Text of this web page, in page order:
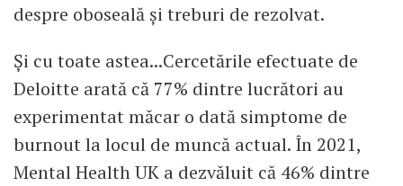
despre oboseală și treburi de rezolvat.
Și cu toate astea...Cercetările efectuate de
Deloitte arată că 77% dintre lucrători au
experimentat măcar o dată simptome de
burnout la locul de muncă actual. În 2021,
Mental Health UK a dezvăluit că 46% dintre